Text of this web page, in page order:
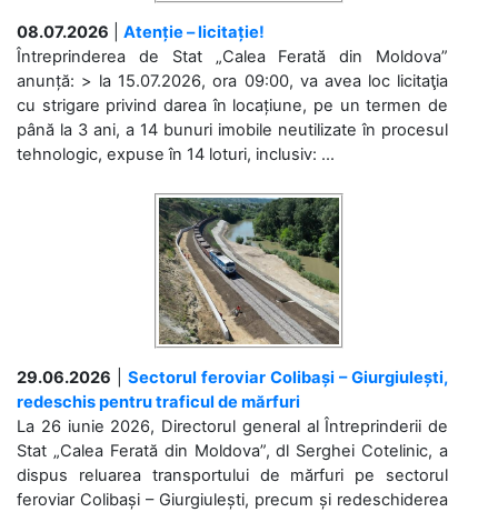
08.07.2026
Atenție – licitație!
Întreprinderea de Stat „Calea Ferată din Moldova”
anunță: > la 15.07.2026, ora 09:00, va avea loc licitaţia
cu strigare privind darea în locațiune, pe un termen de
până la 3 ani, a 14 bunuri imobile neutilizate în procesul
tehnologic, expuse în 14 loturi, inclusiv: ...
29.06.2026
Sectorul feroviar Colibași – Giurgiulești,
redeschis pentru traficul de mărfuri
La 26 iunie 2026, Directorul general al Întreprinderii de
Stat „Calea Ferată din Moldova”, dl Serghei Cotelinic, a
dispus reluarea transportului de mărfuri pe sectorul
feroviar Colibași – Giurgiulești, precum și redeschiderea